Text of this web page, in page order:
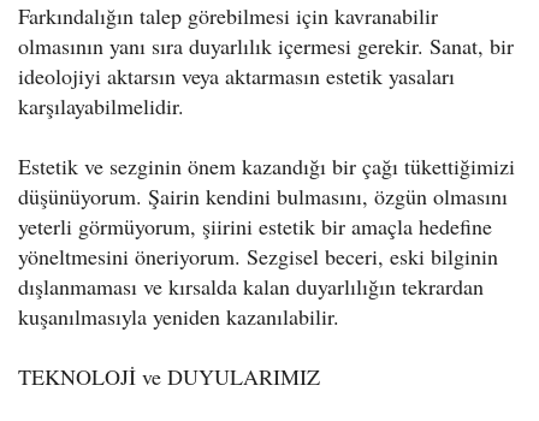
Farkındalığın talep görebilmesi için kavranabilir
olmasının yanı sıra duyarlılık içermesi gerekir. Sanat, bir
ideolojiyi aktarsın veya aktarmasın estetik yasaları
karşılayabilmelidir.
Estetik ve sezginin önem kazandığı bir çağı tükettiğimizi
düşünüyorum. Şairin kendini bulmasını, özgün olmasını
yeterli görmüyorum, şiirini estetik bir amaçla hedefine
yöneltmesini öneriyorum. Sezgisel beceri, eski bilginin
dışlanmaması ve kırsalda kalan duyarlılığın tekrardan
kuşanılmasıyla yeniden kazanılabilir.
TEKNOLOJİ ve DUYULARIMIZ